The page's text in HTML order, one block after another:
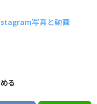
写真と動画
る